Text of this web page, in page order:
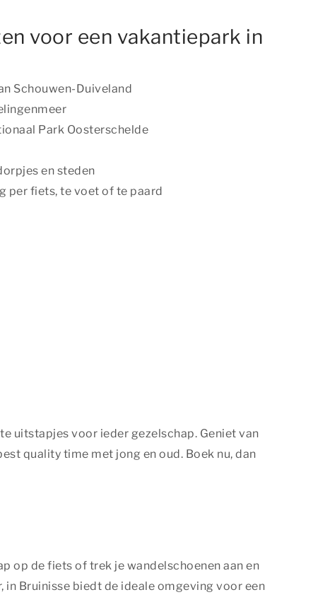
voor een vakantiepark in
Schouwen-Duiveland
Park Oosterschelde
en steden
per fiets, te voet of te paard
uitstapjes voor ieder gezelschap. Geniet van
quality time met jong en oud. Boek nu, dan
op de fiets of trek je wandelschoenen aan en
Bruinisse biedt de ideale omgeving voor een